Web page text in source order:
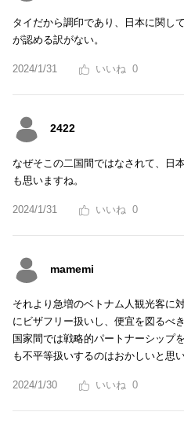
タイだから調印であり、日本に関し
が認める訳がない。
2024/1/31 0
2422
なぜそこの二国間ではなされて、日
も思いますね。
2024/1/31 0
mamemi
それより急増のベトナム人観光客に
にビザフリー扱いし、便宜を図るべ
国家間では戦略的パートナーシップ
も不平等扱いするのはおかしいと思い
2024/1/30 0